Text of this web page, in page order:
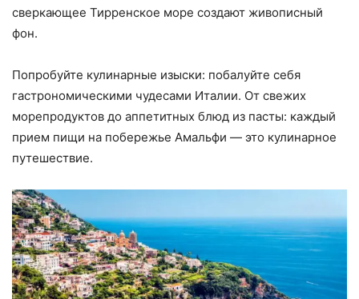
сверкающее Тирренское море создают живописный
фон.
Попробуйте кулинарные изыски: побалуйте себя
гастрономическими чудесами Италии. От свежих
морепродуктов до аппетитных блюд из пасты: каждый
прием пищи на побережье Амальфи — это кулинарное
путешествие.